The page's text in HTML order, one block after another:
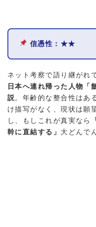
信憑性：★★
ネット考察で語り継がれ
日本へ連れ帰った人物「
説。年齢的な整合性はあ
け描写がなく、現状は願
し、もしこれが真実なら
幹に直結する」 大どんで